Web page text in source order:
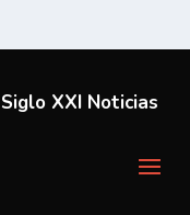
XXI Noticias